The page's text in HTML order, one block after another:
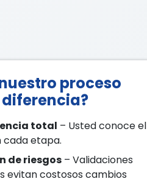
proceso
total – Usted conoce el
cada etapa.
de riesgos– Validaciones
evitan costosos cambios